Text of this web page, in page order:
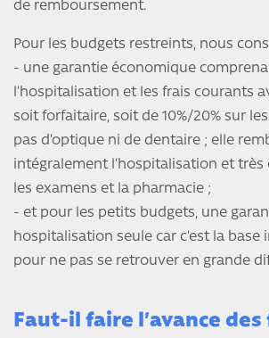
de remboursement.
Pour les budgets restreints, nous
- une garantie économique
l’hospitalisation et les frais courants
soit forfaitaire, soit de 10%/20% sur
pas d’optique ni de dentaire ; elle
intégralement l’hospitalisation et
les examens et la pharmacie ;
- et pour les petits budgets, une
hospitalisation seule car c’est la base
pour ne pas se retrouver en grande
Faut-il faire l’avance des